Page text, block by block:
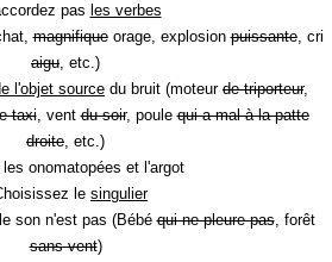
pas les verbes
magnifiqueorage, explosionpuissante, cri
aigu, etc.)
l'objet source du bruit (moteur de triporteur,
taxi, ventdu soir, poulequi a mal à la patte
droite, etc.)
onomatopées et l'argot
le singulier
son n'est pas (Bébéqui ne pleure pas, forêt
sans vent)